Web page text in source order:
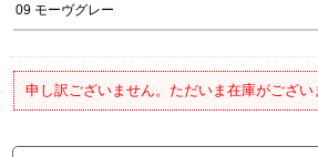
09 モーヴグレー
申し訳ございません。ただいま在庫がござい